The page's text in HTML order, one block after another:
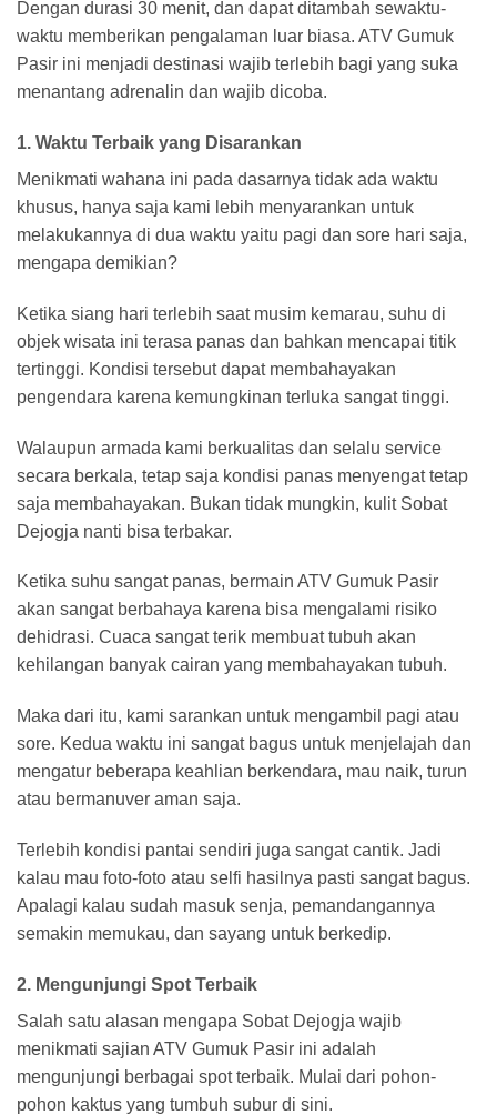
Dengan durasi 30 menit, dan dapat ditambah sewaktu-
waktu memberikan pengalaman luar biasa. ATV Gumuk
Pasir ini menjadi destinasi wajib terlebih bagi yang suka
menantang adrenalin dan wajib dicoba.
1. Waktu Terbaik yang Disarankan
Menikmati wahana ini pada dasarnya tidak ada waktu
khusus, hanya saja kami lebih menyarankan untuk
melakukannya di dua waktu yaitu pagi dan sore hari saja,
mengapa demikian?
Ketika siang hari terlebih saat musim kemarau, suhu di
objek wisata ini terasa panas dan bahkan mencapai titik
tertinggi. Kondisi tersebut dapat membahayakan
pengendara karena kemungkinan terluka sangat tinggi.
Walaupun armada kami berkualitas dan selalu service
secara berkala, tetap saja kondisi panas menyengat tetap
saja membahayakan. Bukan tidak mungkin, kulit Sobat
Dejogja nanti bisa terbakar.
Ketika suhu sangat panas, bermain ATV Gumuk Pasir
akan sangat berbahaya karena bisa mengalami risiko
dehidrasi. Cuaca sangat terik membuat tubuh akan
kehilangan banyak cairan yang membahayakan tubuh.
Maka dari itu, kami sarankan untuk mengambil pagi atau
sore. Kedua waktu ini sangat bagus untuk menjelajah dan
mengatur beberapa keahlian berkendara, mau naik, turun
atau bermanuver aman saja.
Terlebih kondisi pantai sendiri juga sangat cantik. Jadi
kalau mau foto-foto atau selfi hasilnya pasti sangat bagus.
Apalagi kalau sudah masuk senja, pemandangannya
semakin memukau, dan sayang untuk berkedip.
2. Mengunjungi Spot Terbaik
Salah satu alasan mengapa Sobat Dejogja wajib
menikmati sajian ATV Gumuk Pasir ini adalah
mengunjungi berbagai spot terbaik. Mulai dari pohon-
pohon kaktus yang tumbuh subur di sini.